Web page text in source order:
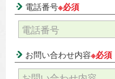
電話番号※必須
お問い合わせ内容※必須